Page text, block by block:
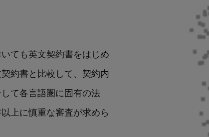
ても英文契約書をはじめ
約書と比較して、契約内
て各言語圏に固有の法
上に慎重な審査が求めら